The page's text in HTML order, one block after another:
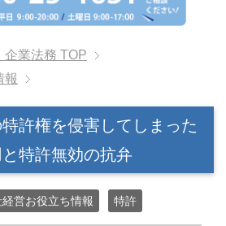
企業法務 TOP
報
許権を侵害してしまった
特許無効の抗弁
営お役立ち情報 特許